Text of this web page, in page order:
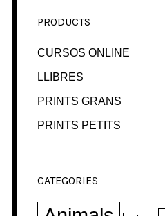
PRODUCTS
CURSOS ONLINE
LLIBRES
PRINTS GRANS
PRINTS PETITS
CATEGORIES